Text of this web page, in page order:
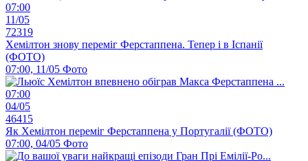
07:00
11/05
72319
Хемілтон знову переміг Ферстаппена. Тепер і в Іспанії
(ФОТО)
07:00, 11/05 Фото
07:00
04/05
46415
Як Хемілтон переміг Ферстаппена у Португалії (ФОТО)
07:00, 04/05 Фото